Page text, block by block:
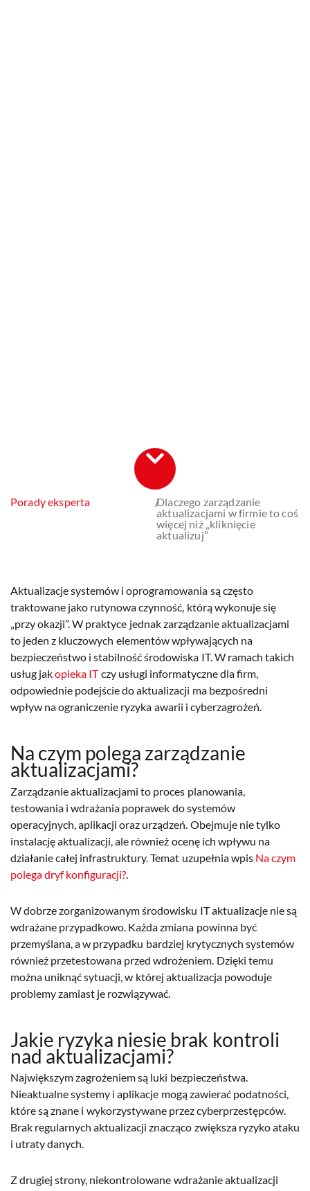
Porady eksperta /Dlaczego zarządzanie
aktualizacjami w firmie to coś
więcej niż „kliknięcie
aktualizuj”
Aktualizacje systemów i oprogramowania są często
traktowane jako rutynowa czynność, którą wykonuje się
„przy okazji”. W praktyce jednak zarządzanie aktualizacjami
to jeden z kluczowych elementów wpływających na
bezpieczeństwo i stabilność środowiska IT. W ramach takich
usług jakopieka ITczy usługi informatyczne dla firm,
odpowiednie podejście do aktualizacji ma bezpośredni
wpływ na ograniczenie ryzyka awarii i cyberzagrożeń.
Na czym polega zarządzanie
aktualizacjami?
Zarządzanie aktualizacjami to proces planowania,
testowania i wdrażania poprawek do systemów
operacyjnych, aplikacji oraz urządzeń. Obejmuje nie tylko
instalację aktualizacji, ale również ocenę ich wpływu na
działanie całej infrastruktury. Temat uzupełnia wpis Na czym
polega dryf konfiguracji?
W dobrze zorganizowanym środowisku IT aktualizacje nie są
wdrażane przypadkowo. Każda zmiana powinna być
przemyślana, a w przypadku bardziej krytycznych systemów
również przetestowana przed wdrożeniem. Dzięki temu
można uniknąć sytuacji, w której aktualizacja powoduje
problemy zamiast je rozwiązywać.
Jakie ryzyka niesie brak kontroli
nad aktualizacjami?
Największym zagrożeniem są luki bezpieczeństwa.
Nieaktualne systemy i aplikacje mogą zawierać podatności,
które są znane i wykorzystywane przez cyberprzestępców.
Brak regularnych aktualizacji znacząco zwiększa ryzyko ataku
i utraty danych.
Z drugiej strony, niekontrolowane wdrażanie aktualizacji